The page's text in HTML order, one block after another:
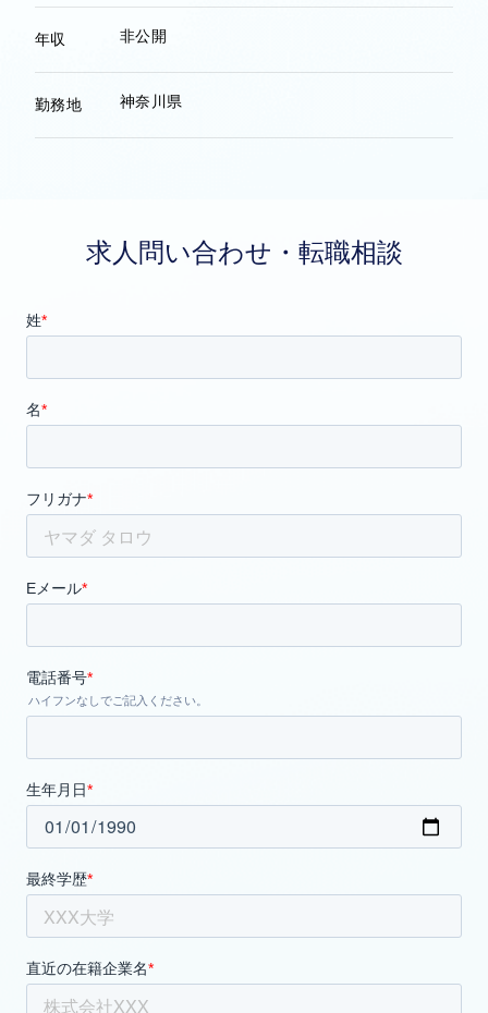
年収 非公開
勤務地 神奈川県
求人問い合わせ・転職相談